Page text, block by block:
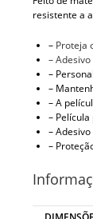
resistente a
– Proteja
–
–
–
– A
–
–
–